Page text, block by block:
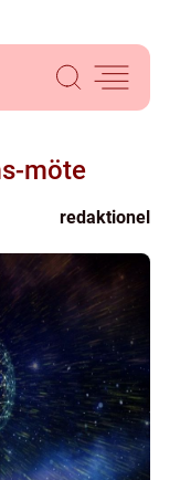
möte
redaktionel